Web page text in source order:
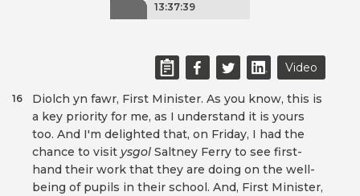
13:37:39
Video
Diolch yn fawr, First Minister. As you know, this is
a key priority for me, as I understand it is yours
too. And I'm delighted that, on Friday, I had the
chance to visit ysgol Saltney Ferry to see first-
hand their work that they are doing on the well-
being of pupils in their school. And, First Minister,
16